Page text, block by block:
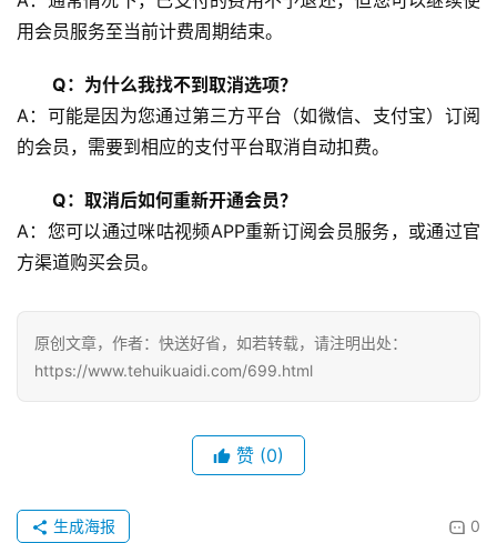
快
类
用会员服务至当前计费周期结束。
Q：为什么我找不到取消选项？
A：可能是因为您通过第三方平台（如微信、支付宝）订阅
的会员，需要到相应的支付平台取消自动扣费。
Q：取消后如何重新开通会员？
A：您可以通过咪咕视频APP重新订阅会员服务，或通过官
方渠道购买会员。
原创文章，作者：快送好省，如若转载，请注明出处：
https://www.tehuikuaidi.com/699.html
赞 (0)
0
生成海报